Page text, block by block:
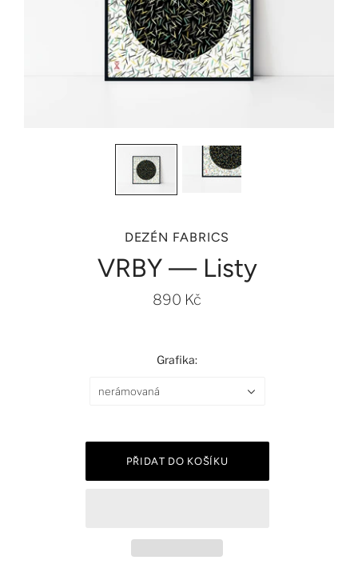
DEZÉN FABRICS
VRBY — Listy
890 Kč
Grafika:
nerámovaná